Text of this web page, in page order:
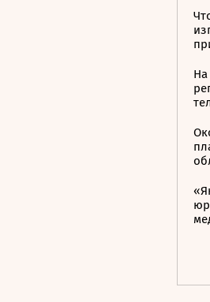
На